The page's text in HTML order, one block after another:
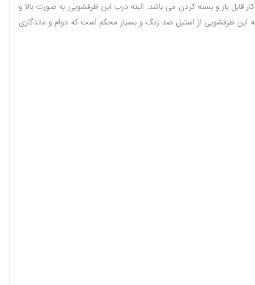
باز و بسته کردن می باشد. البته درب این ظرفشویی به صورت بالا و
این ظرفشویی از استیل ضد زنگ و بسیار محکم است که دوام و ماندگاری